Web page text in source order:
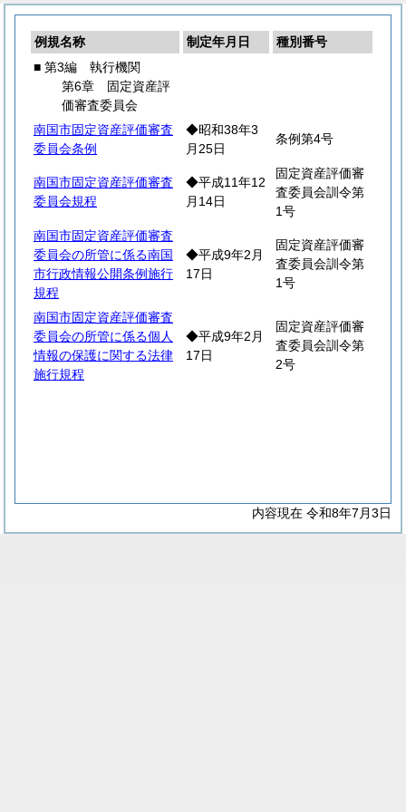
例規名称 制定年月日
種別番号
■ 第3編 執行機関
第6章 固定資産評
価審査委員会
南国市固定資産評価審査
委員会条例
◆昭和38年3
月25日
条例第4号
南国市固定資産評価審査
委員会規程
◆平成11年12
月14日
固定資産評価審
査委員会訓令第
1号
南国市固定資産評価審査
委員会の所管に係る南国
市行政情報公開条例施行
規程
◆平成9年2月
17日
固定資産評価審
査委員会訓令第
1号
南国市固定資産評価審査
委員会の所管に係る個人
情報の保護に関する法律
施行規程
◆平成9年2月
17日
固定資産評価審
査委員会訓令第
2号
内容現在 令和8年7月3日